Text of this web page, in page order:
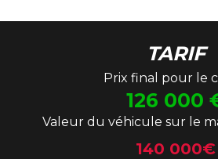
TARIF
Prix final pour le
126 000
Valeur du véhicule sur le
140 000€